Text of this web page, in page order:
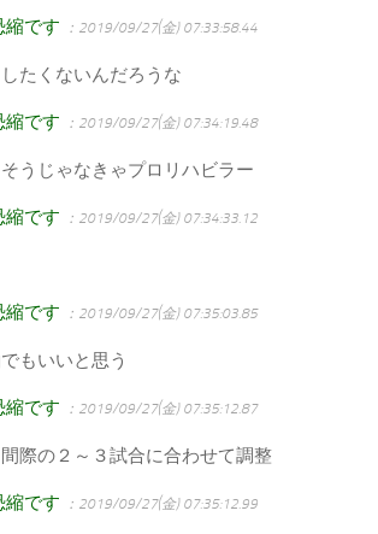
縮です ：2019/09/27(金) 07:33:58.44
たくないんだろうな
縮です ：2019/09/27(金) 07:34:19.48
うじゃなきゃプロリハビラー
縮です ：2019/09/27(金) 07:34:33.12
縮です ：2019/09/27(金) 07:35:03.85
もいいと思う
縮です ：2019/09/27(金) 07:35:12.87
際の２～３試合に合わせて調整
縮です ：2019/09/27(金) 07:35:12.99